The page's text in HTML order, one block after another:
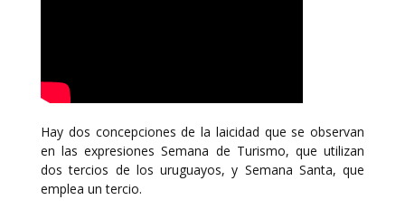
Hay dos concepciones de la laicidad que se observan
en las expresiones Semana de Turismo, que utilizan
dos tercios de los uruguayos, y Semana Santa, que
emplea un tercio.